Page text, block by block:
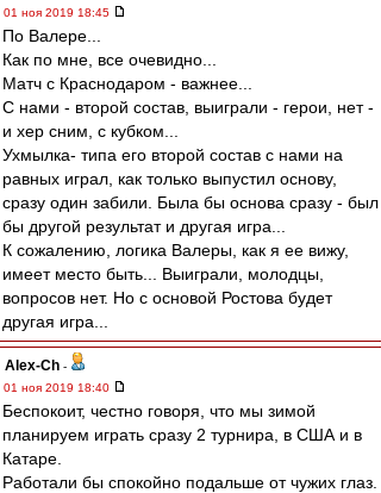
01 ноя 2019 18:45
По Валере...
Как по мне, все очевидно...
Матч с Краснодаром - важнее...
С нами - второй состав, выиграли - герои, нет -
и хер сним, с кубком...
Ухмылка- типа его второй состав с нами на
равных играл, как только выпустил основу,
сразу один забили. Была бы основа сразу - был
бы другой результат и другая игра...
К сожалению, логика Валеры, как я ее вижу,
имеет место быть... Выиграли, молодцы,
вопросов нет. Но с основой Ростова будет
другая игра...
Alex-Ch -
01 ноя 2019 18:40
Беспокоит, честно говоря, что мы зимой
планируем играть сразу 2 турнира, в США и в
Катаре.
Работали бы спокойно подальше от чужих глаз.